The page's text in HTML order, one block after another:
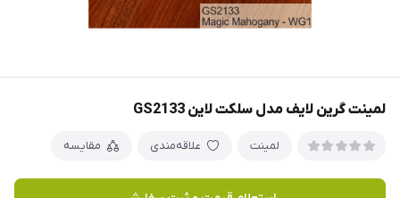
لمینت گرین لایف مدل سلکت لاین GS2133
لمینت علاقه‌مندی مقایسه